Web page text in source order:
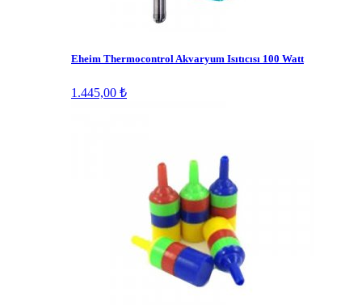
Eheim Thermocontrol Akvaryum Isıtıcısı 100 Watt
1.445,00 ₺